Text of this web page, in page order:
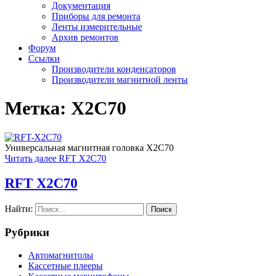
Документация
Приборы для ремонта
Ленты измерительные
Архив ремонтов
Форум
Ссылки
Производители конденсаторов
Производители магнитной ленты
Метка: X2C70
Универсальная магнитная головка X2C70
Читать далее RFT X2C70
RFT X2C70
Найти:
Рубрики
Автомагнитолы
Кассетные плееры